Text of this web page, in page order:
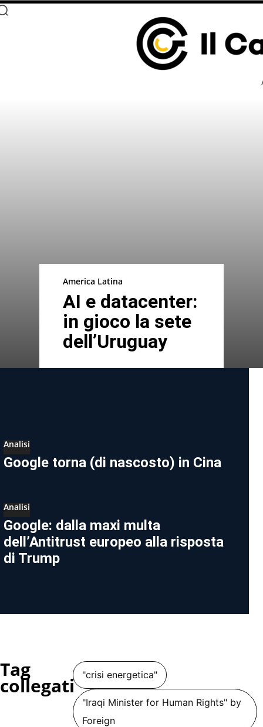
America Latina
AI e datacenter:
in gioco la sete
dell’Uruguay
Analisi
Google torna (di nascosto) in Cina
Analisi
Google: dalla maxi multa
dell’Antitrust europeo alla risposta
di Trump
Tag
collegati "crisi energetica"
"Iraqi Minister for Human Rights" by
Foreign